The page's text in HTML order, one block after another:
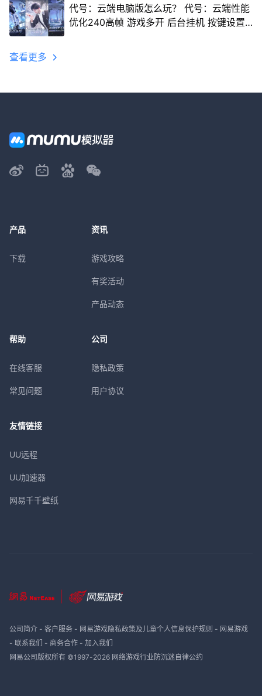
代号：云端电脑版怎么玩？ 代号：云端性能
优化240高帧 游戏多开 后台挂机 按键设置
查看更多
产品
下载
资讯
游戏攻略
有奖活动
产品动态
帮助
在线客服
常见问题
公司
隐私政策
用户协议
友情链接
UU远程
UU加速器
网易千千壁纸
公司简介- 客户服务- 网易游戏隐私政策及儿童个人信息保护规则 - 网易游戏
- 联系我们 - 商务合作- 加入我们
网易公司版权所有 ©1997-2026 网络游戏行业防沉迷自律公约